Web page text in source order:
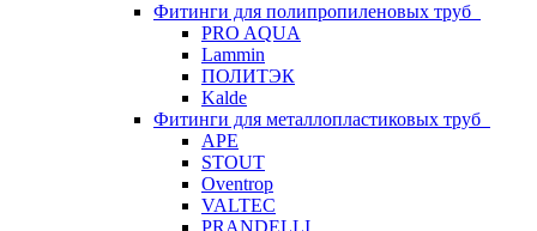
Фитинги для полипропиленовых труб
PRO AQUA
Lammin
ПОЛИТЭК
Kalde
Фитинги для металлопластиковых труб
APE
STOUT
Oventrop
VALTEC
PRANDELLI